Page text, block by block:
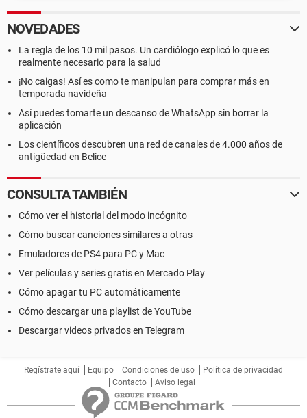
NOVEDADES
La regla de los 10 mil pasos. Un cardiólogo explicó lo que es
realmente necesario para la salud
¡No caigas! Así es como te manipulan para comprar más en
temporada navideña
Así puedes tomarte un descanso de WhatsApp sin borrar la
aplicación
Los científicos descubren una red de canales de 4.000 años de
antigüedad en Belice
CONSULTA TAMBIÉN
Cómo ver el historial del modo incógnito
Cómo buscar canciones similares a otras
Emuladores de PS4 para PC y Mac
Ver películas y series gratis en Mercado Play
Cómo apagar tu PC automáticamente
Cómo descargar una playlist de YouTube
Descargar videos privados en Telegram
Regístrate aquí Equipo Condiciones de uso
Política de privacidad
Contacto
Aviso legal